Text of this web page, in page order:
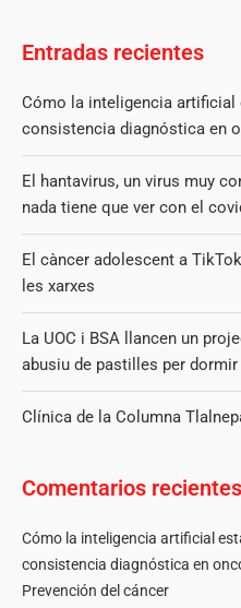
Entradas recientes
Cómo la inteligencia artificial
consistencia diagnóstica en
El hantavirus, un virus muy
nada tiene que ver con el
El càncer adolescent a
les xarxes
La UOC i BSA llancen un
abusiu de pastilles per
Clínica de la Columna
Comentarios recientes
Cómo la inteligencia artificial
consistencia diagnóstica en
Prevención del cáncer